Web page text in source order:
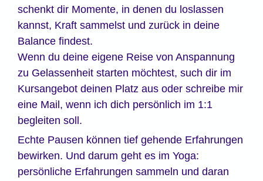
schenkt dir Momente, in denen du loslassen
kannst, Kraft sammelst und zurück in deine
Balance findest.
Wenn du deine eigene Reise von Anspannung
zu Gelassenheit starten möchtest, such dir im
Kursangebot deinen Platz aus oder schreibe mir
eine Mail, wenn ich dich persönlich im 1:1
begleiten soll.
Echte Pausen können tief gehende Erfahrungen
bewirken. Und darum geht es im Yoga:
persönliche Erfahrungen sammeln und daran